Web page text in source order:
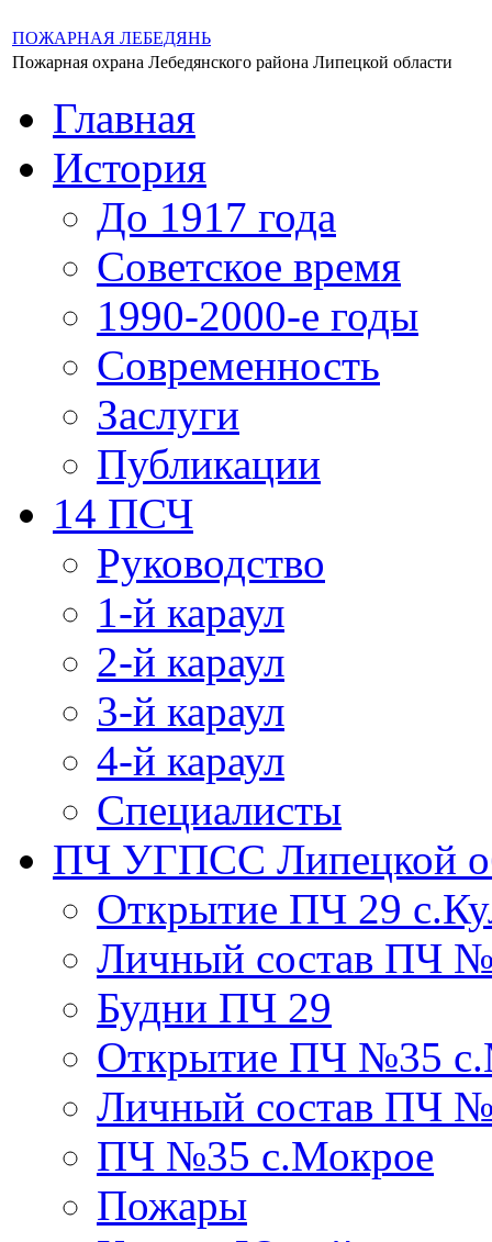
ПОЖАРНАЯ ЛЕБЕДЯНЬ
Пожарная охрана Лебедянского района Липецкой области
Главная
История
До 1917 года
Советское время
1990-2000-е годы
Современность
Заслуги
Публикации
14 ПСЧ
Руководство
1-й караул
2-й караул
3-й караул
4-й караул
Специалисты
ПЧ УГПСС Липецкой
Открытие ПЧ 29
Личный состав ПЧ
Будни ПЧ 29
Открытие ПЧ №35
Личный состав ПЧ
ПЧ №35 с.Мокрое
Пожары